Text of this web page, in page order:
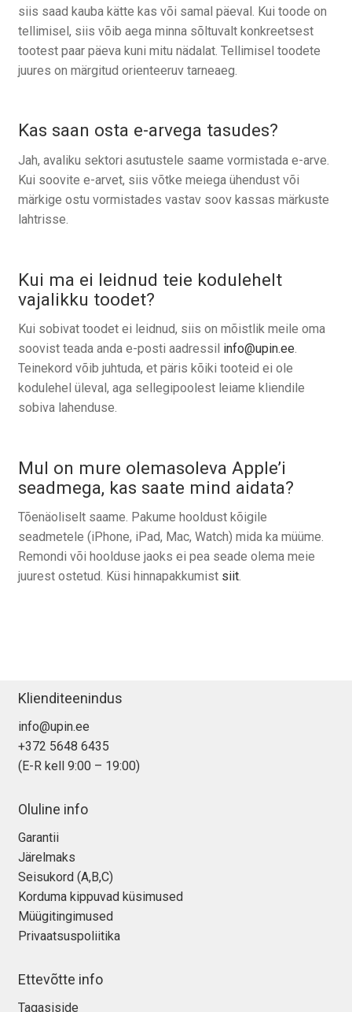
siis saad kauba kätte kas või samal päeval. Kui toode on
tellimisel, siis võib aega minna sõltuvalt konkreetsest
tootest paar päeva kuni mitu nädalat. Tellimisel toodete
juures on märgitud orienteeruv tarneaeg.
Kas saan osta e-arvega tasudes?
Jah, avaliku sektori asutustele saame vormistada e-arve.
Kui soovite e-arvet, siis võtke meiega ühendust või
märkige ostu vormistades vastav soov kassas märkuste
lahtrisse.
Kui ma ei leidnud teie kodulehelt
vajalikku toodet?
Kui sobivat toodet ei leidnud, siis on mõistlik meile oma
soovist teada anda e-posti aadressil info@upin.ee
Teinekord võib juhtuda, et päris kõiki tooteid ei ole
kodulehel üleval, aga sellegipoolest leiame kliendile
sobiva lahenduse.
Mul on mure olemasoleva Apple’i
seadmega, kas saate mind aidata?
Tõenäoliselt saame. Pakume hooldust kõigile
seadmetele (iPhone, iPad, Mac, Watch) mida ka müüme.
Remondi või hoolduse jaoks ei pea seade olema meie
juurest ostetud. Küsi hinnapakkumist siit.
Klienditeenindus
info@upin.ee
+372 5648 6435
(E-R kell 9:00 – 19:00)
Oluline info
Garantii
Järelmaks
Seisukord (A,B,C)
Korduma kippuvad küsimused
Müügitingimused
Privaatsuspoliitika
Ettevõtte info
Tagasiside